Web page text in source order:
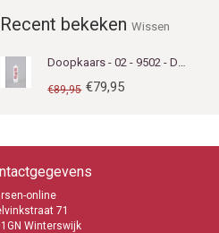
Recent bekeken Wissen
Doopkaars - 02 - 9502 - Dubbele Rechthoek Rose
€89,95 €79,95
online
71
Winterswijk